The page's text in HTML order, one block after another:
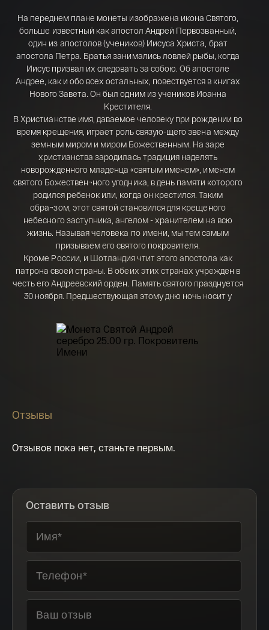
На переднем плане монеты изображена икона Святого,
больше известный как апостол Андрей Первозванный,
один из апостолов (учеников) Иисуса Христа, брат
апостола Петра. Братья занимались ловлей рыбы, когда
Иисус призвал их следовать за собою. Об апостоле
Андрее, как и обо всех остальных, повествуется в книгах
Нового Завета. Он был одним из учеников Иоанна
Крестителя.
В Христианстве имя, даваемое человеку при рождении во
время крещения, играет роль связую-щего звена между
земным миром и миром Божественным. На заре
христианства зародилась традиция наделять
новорожденного младенца «святым именем», именем
святого Божествен¬ного угодника, в день памяти которого
родился ребенок или, когда он крестился. Таким
обра¬зом, этот святой становился для крещеного
небесного заступника, ангелом - хранителем на всю
жизнь. Называя человека по имени, мы тем самым
призываем его святого покровителя.
Кроме России, и Шотландия чтит этого апостола как
патрона своей страны. В обеих этих странах учрежден в
честь его Андреевский орден. Память святого празднуется
30 ноября. Предшествующая этому дню ночь носит у
которую, по народному поверью, молодым девушкам и
парням является образ суженых.
С древней поры пришла традиция хранить дома именные
иконы, а чуть позже носить образки «Святых
Отзывы
Отзывов пока нет, станьте первым.
Оставить отзыв
Российская инвестиционная монета
Георгий Победоносец золото 100 рублей
15,5 гр 2021
142 000 ₽
Имя*
Телефон*
Я ознакомлен(а) с Правилами оформления
онлайн заявки и даю свое Согласие на
обработку персональных данных